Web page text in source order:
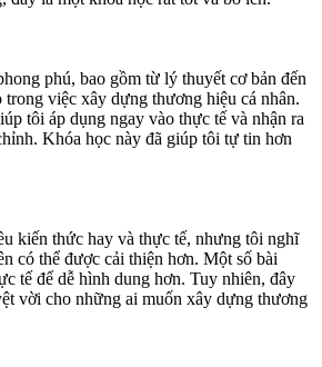
phú, bao gồm từ lý thuyết cơ bản đến
trong việc xây dựng thương hiệu cá nhân.
tôi áp dụng ngay vào thực tế và nhận ra
Khóa học này đã giúp tôi tự tin hơn
kiến thức hay và thực tế, nhưng tôi nghĩ
có thể được cải thiện hơn. Một số bài
tế để dễ hình dung hơn. Tuy nhiên, đây
vời cho những ai muốn xây dựng thương